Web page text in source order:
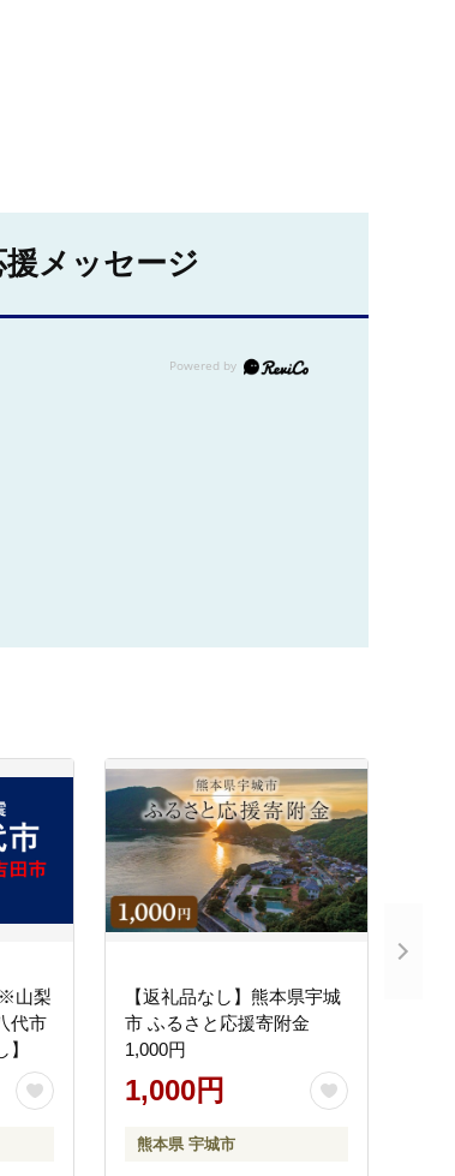
メッセージ
山梨
代市
【返礼品なし】熊本県宇城
市 ふるさと応援寄附金
1,000円
1,000円
熊本県 宇城市